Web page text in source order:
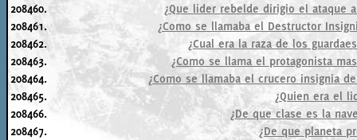
208460.
¿Que lider rebelde dirigio el ataque
208461.
¿Como se llamaba el Destructor
208462.
¿Cual era la raza de los
208463.
¿Como se llama el protagonista
208464.
¿Como se llamaba el crucero insignia
208465.
¿Quien era el
208466.
¿De que clase es la
208467.
¿De que planeta